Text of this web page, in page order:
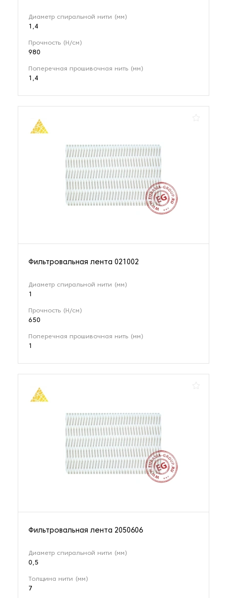
Диаметр спиральной нити (мм)
1,4
Прочность (Н/см)
980
Поперечная прошивочная нить (мм)
1,4
Фильтровальная лента 021002
Диаметр спиральной нити (мм)
Прочность (Н/см)
650
Поперечная прошивочная нить (мм)
Фильтровальная лента 2050606
Диаметр спиральной нити (мм)
0,5
Толщина нити (мм)
7